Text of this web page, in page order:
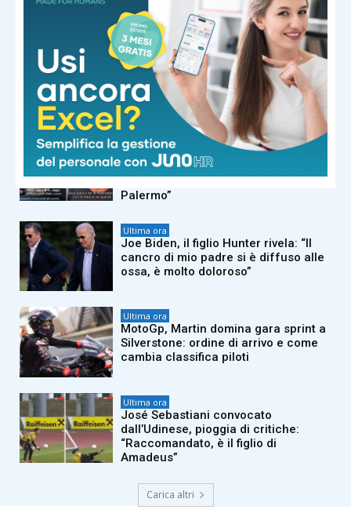
centrato il 5+1 da 650mila euro
Ultima ora
Comunali a Milano, Vannacci: “Il
nostro candidato sindaco è Carmelo
Burgio”
Ultima ora
Eruzione Etna, l’attore Filippo Laganà:
“Bloccato a Catania senza farmaci,
chiesti 700 euro per arrivare a
Palermo”
Ultima ora
Joe Biden, il figlio Hunter rivela: “Il
cancro di mio padre si è diffuso alle
ossa, è molto doloroso”
Ultima ora
MotoGp, Martin domina gara sprint a
Silverstone: ordine di arrivo e come
cambia classifica piloti
Ultima ora
José Sebastiani convocato
dall’Udinese, pioggia di critiche:
“Raccomandato, è il figlio di
Amadeus”
Carica altri